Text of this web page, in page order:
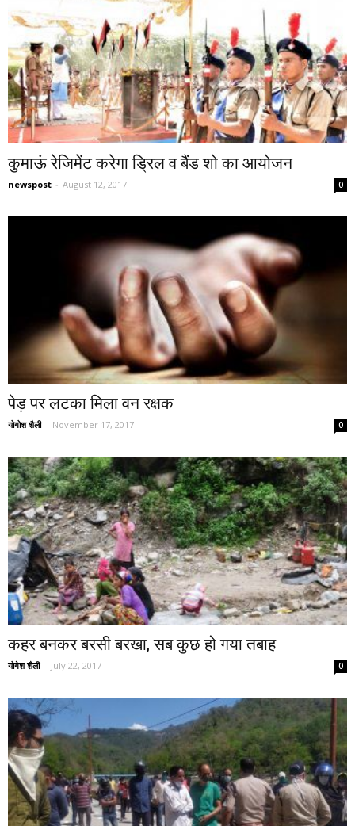
कुमाऊं रेजिमेंट करेगा ड्रिल व बैंड शो का आयोजन
newspost - August 12, 2017 0
पेड़ पर लटका मिला वन रक्षक
योगोश शैली - November 17, 2017 0
कहर बनकर बरसी बरखा, सब कुछ हो गया तबाह
योगेश शैली - July 22, 2017 0